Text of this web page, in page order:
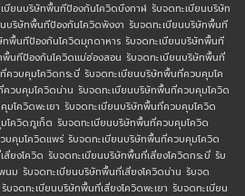
บียนบริษัทพื้นทีป้องกันโควิดบึงกาฬ รับจดทะเบียนบริษัท
นบริษัทพื้นทีป้องกันโควิดพังงา รับจดทะเบียนบริษัทพื้นที
ทพื้นทีป้องกันโควิดมุกดาหาร รับจดทะเบียนบริษัทพื้นที
พื้นทีป้องกันโควิดแม่ฮ่องสอน รับจดทะเบียนบริษัทพื้นที่
ควบคุมโควิดกระบี่ รับจดทะเบียนบริษัทพื้นที่ควบคุมโค
วบคุมโควิดน่าน รับจดทะเบียนบริษัทพื้นที่ควบคุมโควิด
โควิดพะเยา รับจดทะเบียนบริษัทพื้นที่ควบคุมโควิด
โควิดภูเก็ต รับจดทะเบียนบริษัทพื้นที่ควบคุมโควิด
บคุมโควิดแพร่ รับจดทะเบียนบริษัทพื้นที่ควบคุมโควิด
สี่ยงโควิด รับจดทะเบียนบริษัทพื้นที่เสี่ยงโควิดกระบี่ รับ
นม รับจดทะเบียนบริษัทพื้นที่เสี่ยงโควิดน่าน รับจด
รับจดทะเบียนบริษัทพื้นที่เสี่ยงโควิดพะเยา รับจดทะเบียน